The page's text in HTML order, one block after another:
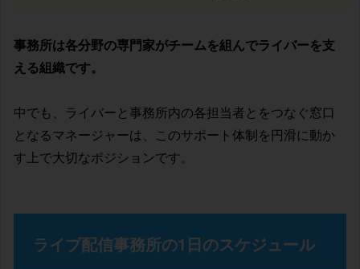
事務所は各分野の専門家がチームを組んでライバーを支
える組織です。
中でも、ライバーと事務所内の各担当者とをつなぐ窓口
となるマネージャーは、このサポート体制を円滑に動か
す上で大切なポジションです。
ライブ配信事務所の1日のスケジュール